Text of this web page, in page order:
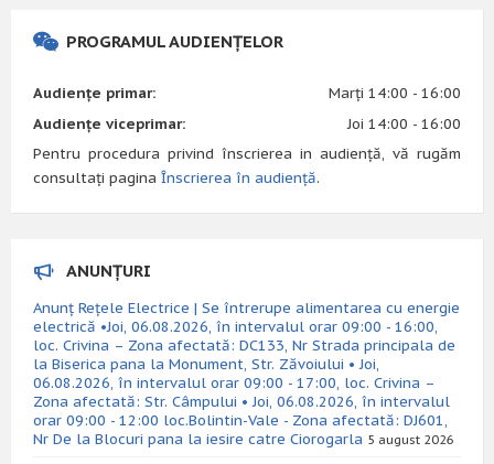
PROGRAMUL AUDIENȚELOR
Audiențe primar:
Marți 14:00 - 16:00
Audiențe viceprimar:
Joi 14:00 - 16:00
Pentru procedura privind înscrierea in audiență, vă rugăm
consultați pagina Înscrierea în audiență.
ANUNȚURI
Anunț Rețele Electrice | Se întrerupe alimentarea cu energie
electrică •Joi, 06.08.2026, în intervalul orar 09:00 - 16:00,
loc. Crivina – Zona afectată: DC133, Nr Strada principala de
la Biserica pana la Monument, Str. Zăvoiului • Joi,
06.08.2026, în intervalul orar 09:00 - 17:00, loc. Crivina –
Zona afectată: Str. Câmpului • Joi, 06.08.2026, în intervalul
orar 09:00 - 12:00 loc.Bolintin-Vale - Zona afectată: DJ601,
Nr De la Blocuri pana la iesire catre Ciorogarla 5 august 2026